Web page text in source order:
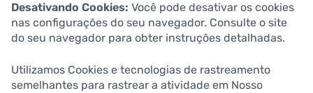
Desativando Cookies: Você pode desativar os cookies
nas configurações do seu navegador. Consulte o site
do seu navegador para obter instruções detalhadas.
Utilizamos Cookies e tecnologias de rastreamento
semelhantes para rastrear a atividade em Nosso